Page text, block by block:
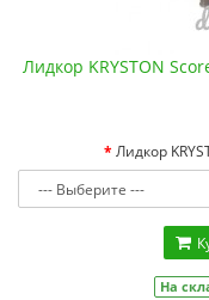
Лидкор KRYSTON
Лидкор
На